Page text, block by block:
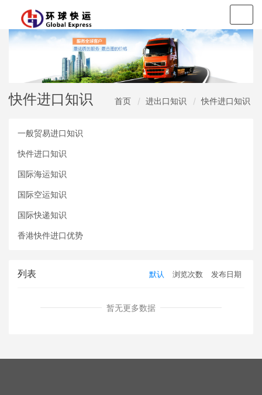
快件进口知识 首页 进出口知识 快件进口知识
一般贸易进口知识
快件进口知识
国际海运知识
国际空运知识
国际快递知识
香港快件进口优势
列表 默认 浏览次数 发布日期
暂无更多数据